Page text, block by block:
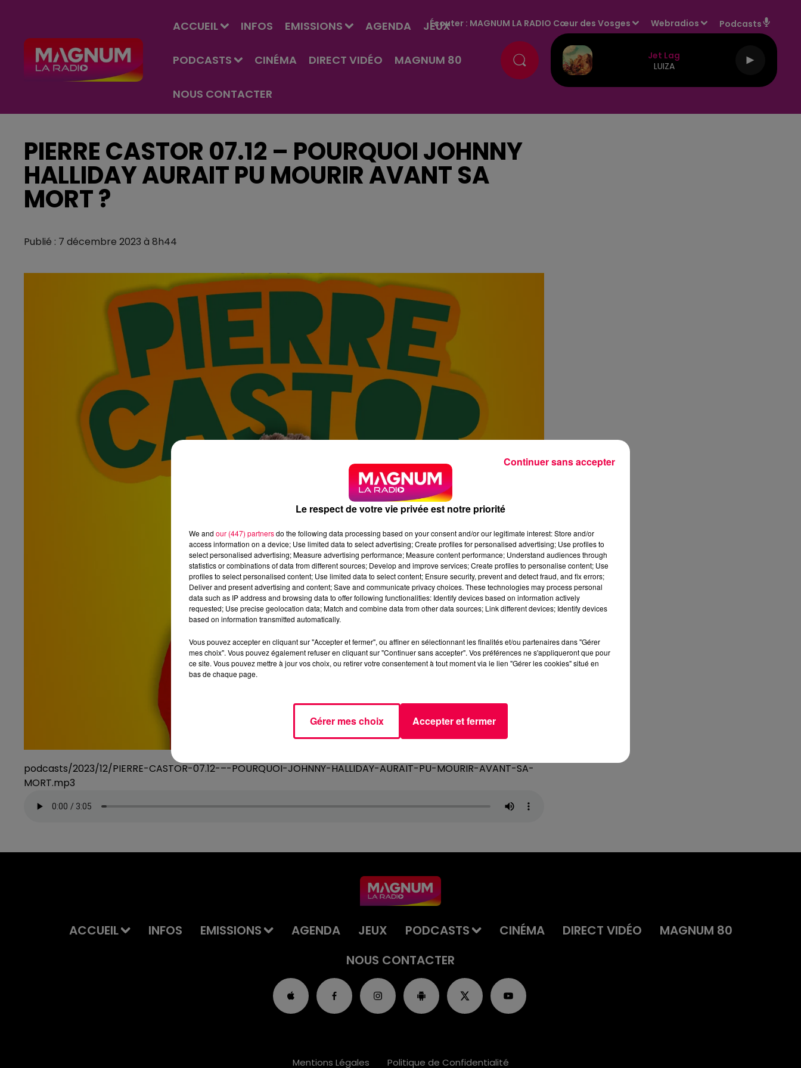
ACCUEIL INFOS EMISSIONS AGENDA JEUX
PODCASTS CINÉMA DIRECT VIDÉO MAGNUM 80
NOUS CONTACTER
Écouter : MAGNUM LA RADIO Cœur des Vosges Webradios Podcasts
Jet Lag
LUIZA
PIERRE CASTOR 07.12 – POURQUOI JOHNNY
HALLIDAY AURAIT PU MOURIR AVANT SA
MORT ?
Publié : 7 décembre 2023 à 8h44
podcasts/2023/12/PIERRE-CASTOR-07.12-–-POURQUOI-JOHNNY-HALLIDAY-AURAIT-PU-MOURIR-AVANT-SA-
MORT.mp3
ACCUEIL INFOS EMISSIONS AGENDA JEUX PODCASTS CINÉMA DIRECT VIDÉO
MAGNUM 80
NOUS CONTACTER
Mentions Légales Politique de Confidentialité
Le respect de votre vie privée est notre priorité
We and our (447) partnersdo the following data processing based on your consent and/or our legitimate interest: Store and/or
access information on a device; Use limited data to select advertising; Create profiles for personalised advertising; Use profiles to
select personalised advertising; Measure advertising performance; Measure content performance; Understand audiences through
statistics or combinations of data from different sources; Develop and improve services; Create profiles to personalise content; Use
profiles to select personalised content; Use limited data to select content; Ensure security, prevent and detect fraud, and fix errors;
Deliver and present advertising and content; Save and communicate privacy choices. These technologies may process personal
data such as IP address and browsing data to offer following functionalities: Identify devices based on information actively
requested; Use precise geolocation data; Match and combine data from other data sources; Link different devices; Identify devices
based on information transmitted automatically.
Vous pouvez accepter en cliquant sur "Accepter et fermer", ou affiner en sélectionnant les finalités et/ou partenaires dans "Gérer
mes choix". Vous pouvez également refuser en cliquant sur "Continuer sans accepter". Vos préférences ne s'appliqueront que pour
ce site. Vous pouvez mettre à jour vos choix, ou retirer votre consentement à tout moment via le lien "Gérer les cookies" situé en
bas de chaque page.
Gérer mes choix Accepter et fermer
Continuer sans accepter